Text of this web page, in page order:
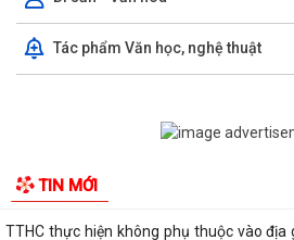
Tác phẩm Văn học, nghệ thuật
HỘI NGHỊ GIAO BAN UBND XÃ QUYẾT
THỰC HIỆN NHIỆM VỤ THÁNG 7, TRIỂN
vi thành phố Hải Phòng (Lĩnh vực...
TTHC thực hiện không phụ thuộc vào